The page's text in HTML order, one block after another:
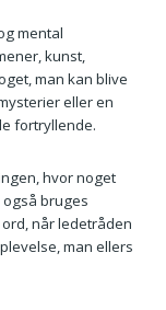
mental
kunst,
man kan blive
eller en
fortryllende.
hvor noget
bruges
når ledetråden
man ellers